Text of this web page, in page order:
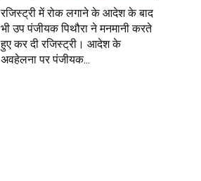
रजिस्ट्री में रोक लगाने के आदेश के बाद
भी उप पंजीयक पिथौरा ने मनमानी करते
हुए कर दी रजिस्ट्री। आदेश के
अवहेलना पर पंजीयक...